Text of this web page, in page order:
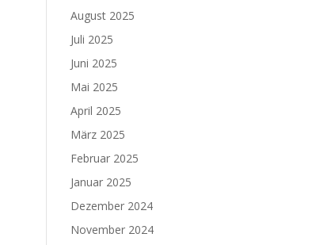
August 2025
Juli 2025
Juni 2025
Mai 2025
April 2025
März 2025
Februar 2025
Januar 2025
Dezember 2024
November 2024